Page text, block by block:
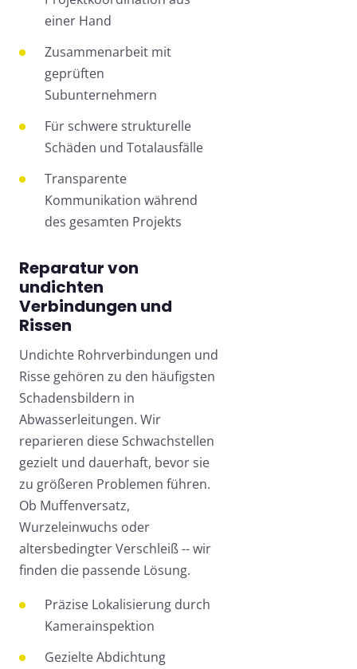
einer Hand
Zusammenarbeit mit
geprüften
Subunternehmern
Für schwere strukturelle
Schäden und Totalausfälle
Transparente
Kommunikation während
des gesamten Projekts
Reparatur von
undichten
Verbindungen und
Rissen
Undichte Rohrverbindungen und
Risse gehören zu den häufigsten
Schadensbildern in
Abwasserleitungen. Wir
reparieren diese Schwachstellen
gezielt und dauerhaft, bevor sie
zu größeren Problemen führen.
Ob Muffenversatz,
Wurzeleinwuchs oder
altersbedingter Verschleiß -- wir
finden die passende Lösung.
Präzise Lokalisierung durch
Kamerainspektion
Gezielte Abdichtung